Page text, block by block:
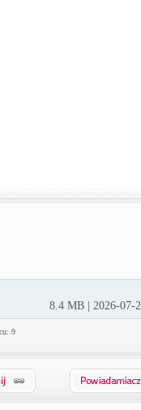
8.4 MB | 2026-07-
9